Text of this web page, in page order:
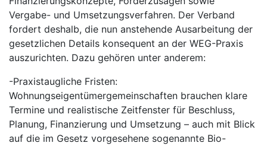
Vergabe- und Umsetzungsverfahren. Der Verband
fordert deshalb, die nun anstehende Ausarbeitung der
gesetzlichen Details konsequent an der WEG-Praxis
auszurichten. Dazu gehören unter anderem:
-Praxistaugliche Fristen:
Wohnungseigentümergemeinschaften brauchen klare
Termine und realistische Zeitfenster für Beschluss,
Planung, Finanzierung und Umsetzung – auch mit Blick
auf die im Gesetz vorgesehene sogenannte Bio-